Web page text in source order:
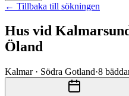
← Tillbaka till sökningen
Hus vid
Öland
Kalmar · Södra Gotland·8